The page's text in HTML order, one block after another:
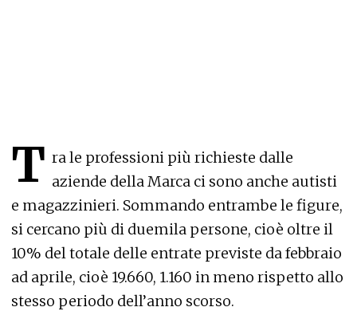
T ra le professioni più richieste dalle
aziende della Marca ci sono anche autisti
e magazzinieri. Sommando entrambe le figure,
si cercano più di duemila persone, cioè oltre il
10% del totale delle entrate previste da febbraio
ad aprile, cioè 19.660, 1.160 in meno rispetto allo
stesso periodo dell’anno scorso.